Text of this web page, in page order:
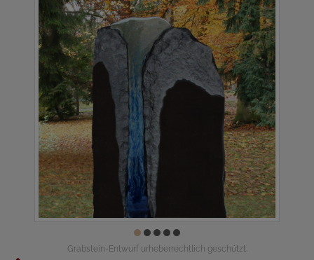
Grabstein-Entwurf urheberrechtlich geschützt.